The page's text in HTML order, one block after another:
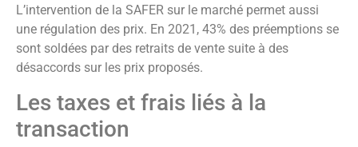
L’intervention de la SAFER sur le marché permet aussi
une régulation des prix. En 2021, 43% des préemptions se
sont soldées par des retraits de vente suite à des
désaccords sur les prix proposés.
Les taxes et frais liés à la
transaction